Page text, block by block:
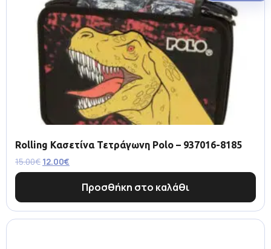
Rolling Κασετίνα Τετράγωνη Polo – 937016-8185
15.00€ 12.00€
Προσθήκη στο καλάθι